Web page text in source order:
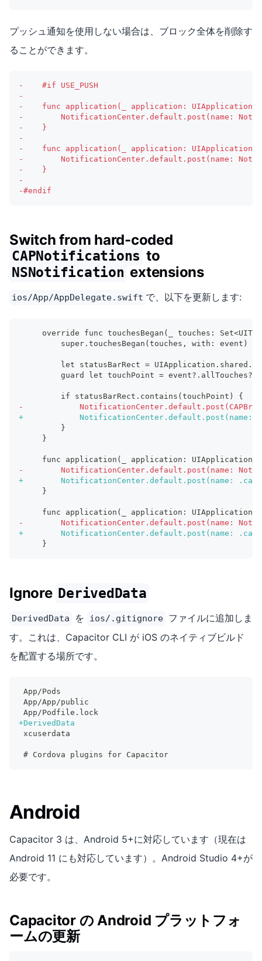
プッシュ通知を使用しない場合は、ブロック全体を削除す
ることができます。
-
    #if USE_PUSH
-
-
func application(_ application:
-
NotificationCenter.default.post(name:
-
    }
-
-
func application(_ application:
-
NotificationCenter.default.post(name:
-
    }
-
-#endif
Switch from hard-coded
CAPNotifications to
NSNotification extensions
ios/App/AppDelegate.swift で、以下を更新します:
override func touchesBegan(_ touches:
        super.touchesBegan(touches, with: event)
let statusBarRect =
guard let touchPoint =
        if statusBarRect.contains(touchPoint) {
-
+
NotificationCenter.default.post(name:
        }
    }
func application(_ application:
-
NotificationCenter.default.post(name:
+
NotificationCenter.default.post(name:
    }
func application(_ application:
-
NotificationCenter.default.post(name:
+
NotificationCenter.default.post(name:
    }
Ignore DerivedData
DerivedData を ios/.gitignore ファイルに追加しま
す。これは、Capacitor CLI が iOS のネイティブビルド
を配置する場所です。
App/Pods
App/App/public
App/Podfile.lock
+DerivedData
xcuserdata
# Cordova plugins for Capacitor
Android
Capacitor 3 は、Android 5+に対応しています（現在は
Android 11 にも対応しています）。Android Studio 4+が
必要です。
Capacitor の Android プラットフォ
ームの更新